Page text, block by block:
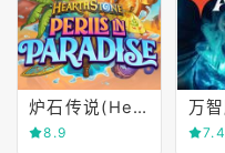
炉石传说(Hearthstone)
8.9 7.4